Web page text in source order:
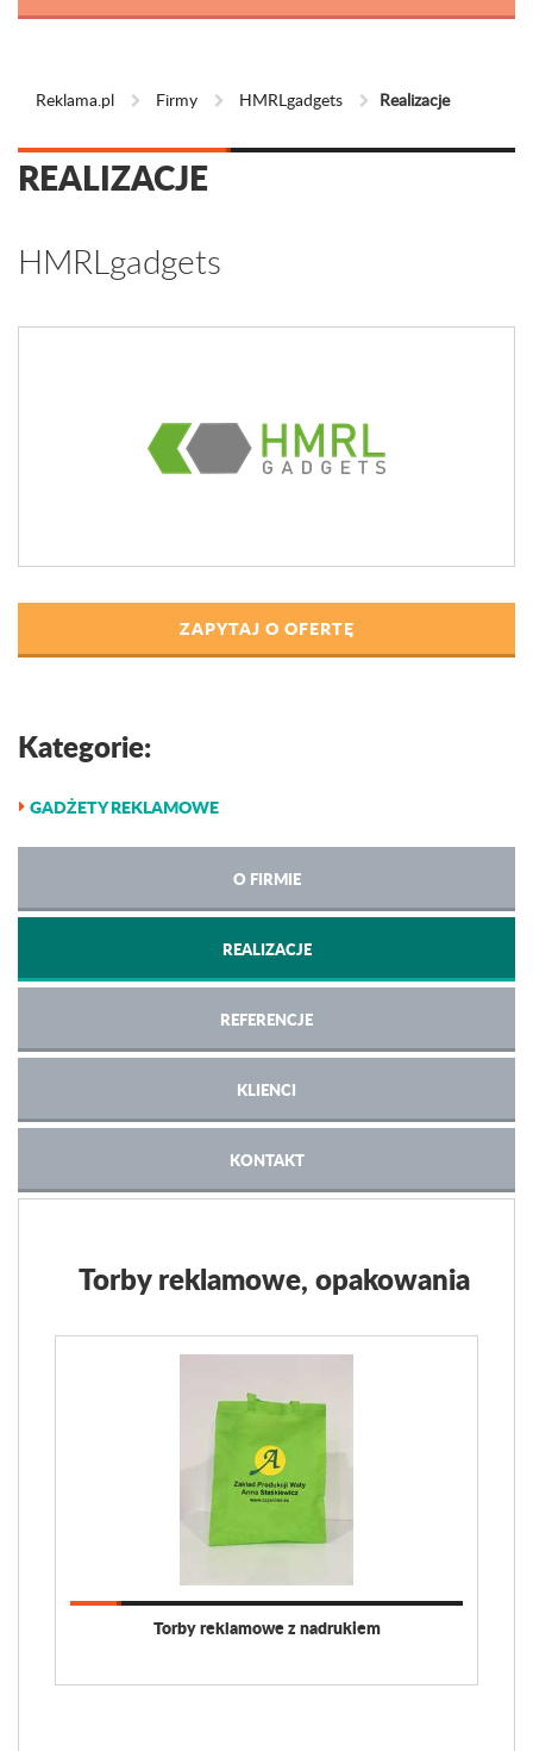
Reklama.pl Firmy HMRLgadgets Realizacje
REALIZACJE
HMRLgadgets
ZAPYTAJ O OFERTĘ
Kategorie:
GADŻETY REKLAMOWE
O FIRMIE
REALIZACJE
REFERENCJE
KLIENCI
KONTAKT
Torby reklamowe, opakowania
Torby reklamowe z nadrukiem